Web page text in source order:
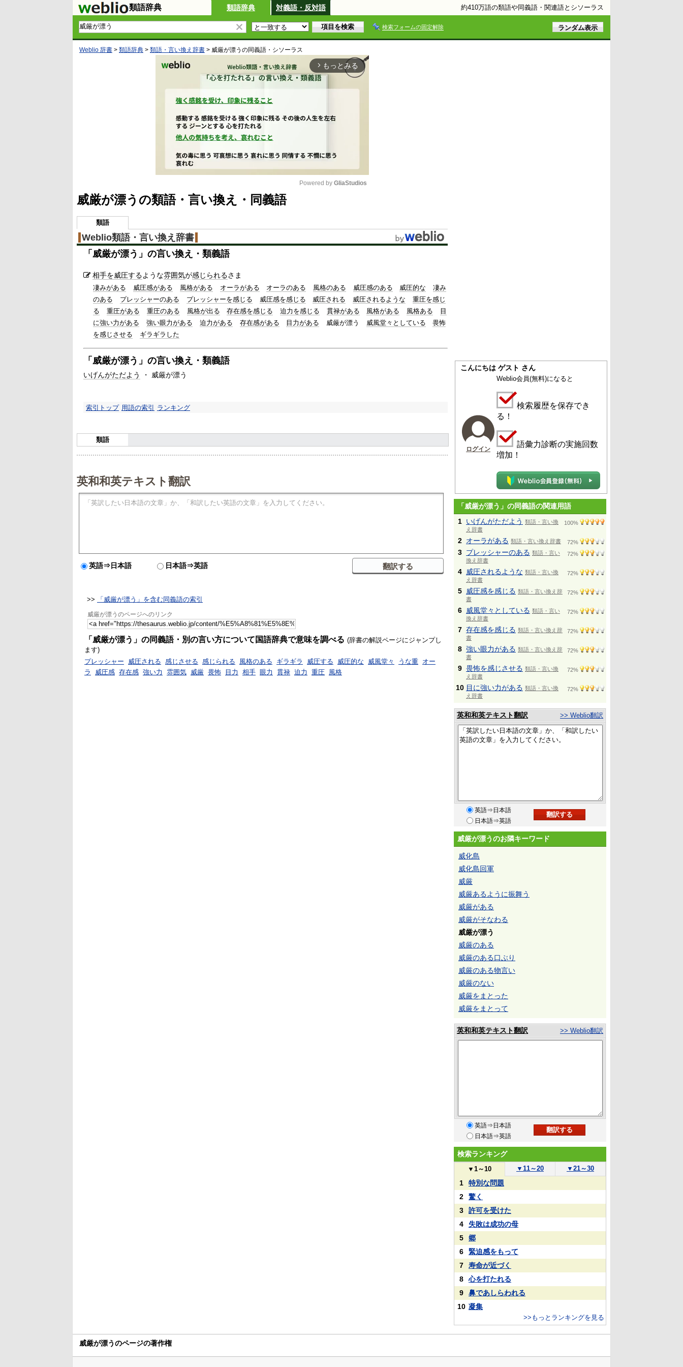
類語辞典 類語辞典 対義語・反対語 約410万語の類語や同義語・関連語とシソーラス
検索フォームの固定解除
Weblio 辞書 > 類語辞典 > 類語・言い換え辞書 > 威厳が漂う の同義語・シソーラス
arrow_forward_ios もっとみる
Powered by GliaStudios
威厳が漂うの類語・言い換え・同義語
類語
Weblio類語・言い換え辞書
「 威厳が漂う 」の言い換え・類義語
相手を威圧するような雰囲気が感じられるさま
凄みがある 威圧感がある 風格がある オーラがある オーラのある 風格のある 威圧感のある 威圧的な
凄み
のある
プレッシャーのある プレッシャーを感じる 威圧感を感じる 威圧される 威圧されるような
重圧を感じ
る
重圧がある 重圧のある 風格が出る 存在感を感じる 迫力を感じる 貫禄がある 風格がある 風格ある
目
に強い力がある
強い眼力がある 迫力がある 存在感がある 目力がある 威厳が漂う 威風堂々としている
畏怖
を感じさせる
ギラギラした
「 威厳が漂う 」の言い換え・類義語
いげんがただよう ・ 威厳が漂う
索引トップ 用語の索引 ランキング
類語
英和和英テキスト翻訳
英語⇒日本語 日本語⇒英語
>> 「威厳が漂う」を含む同義語の索引
威厳が漂うのページへのリンク
「威厳が漂う」の同義語・別の言い方について国語辞典で意味を調べる (辞書の解説ページにジャンプし
ます)
プレッシャー
威圧される 感じさせる 感じられる 風格のある ギラギラ 威圧する 威圧的な 威風堂々 うな重 オー
ラ
威圧感 存在感 強い力 雰囲気 威厳 畏怖 目力 相手 眼力 貫禄 迫力 重圧 風格
こんにちは ゲスト さん
ログイン
Weblio会員(無料)になると
検索履歴を保存でき
る！
語彙力診断の実施回数
増加！
「威厳が漂う」の同義語の関連用語
1 いげんがただよう 類語・言い換
え辞書
100%
2 オーラがある 類語・言い換え辞書 72%
3 プレッシャーのある 類語・言い
換え辞書
72%
4 威圧されるような 類語・言い換
え辞書
72%
5 威圧感を感じる 類語・言い換え辞
書
72%
6 威風堂々としている 類語・言い
換え辞書
72%
7 存在感を感じる 類語・言い換え辞
書
72%
8 強い眼力がある 類語・言い換え辞
書
72%
9 畏怖を感じさせる 類語・言い換
え辞書
72%
10 目に強い力がある 類語・言い換
え辞書
72%
英和和英テキスト翻訳 >> Weblio翻訳
英語⇒日本語
日本語⇒英語
威厳が漂うのお隣キーワード
威化島
威化島回軍
威厳
威厳あるように振舞う
威厳がある
威厳がそなわる
威厳が漂う
威厳のある
威厳のある口ぶり
威厳のある物言い
威厳のない
威厳をまとった
威厳をまとって
英和和英テキスト翻訳 >> Weblio翻訳
英語⇒日本語
日本語⇒英語
検索ランキング
▼ 1～10 ▼ 11～20 ▼ 21～30
1
特別な問題
2
驚く
3
許可を受けた
4
失敗は成功の母
5
郷
6
緊迫感をもって
7
寿命が近づく
8
心を打たれる
9
鼻であしらわれる
10 凝集
>>もっとランキングを見る
威厳が漂うのページの著作権